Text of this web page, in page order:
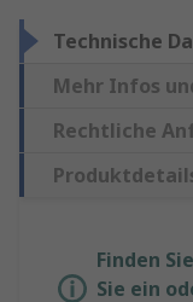
Technische
Mehr Infos
Rechtliche
Finden
Sie ein